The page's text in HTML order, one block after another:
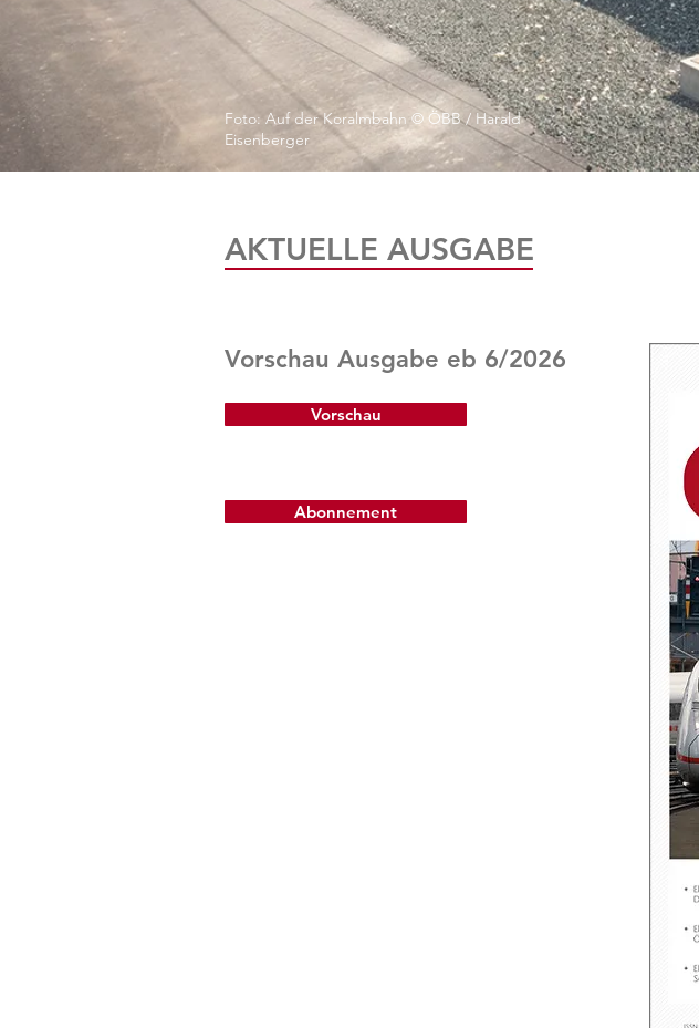
Foto: Auf der Koralmbahn © ÖBB / Harald
Eisenberger
AKTUELLE AUSGABE
Vorschau Ausgabe eb 6/2026
Vorschau
Abonnement